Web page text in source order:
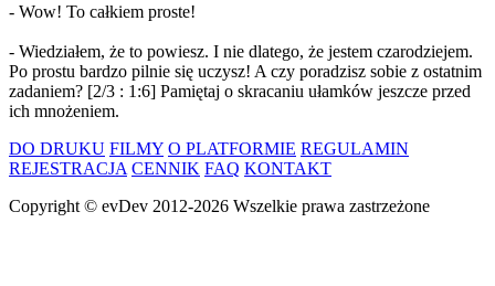
- Wow! To całkiem proste!
- Wiedziałem, że to powiesz. I nie dlatego, że jestem czarodziejem.
Po prostu bardzo pilnie się uczysz! A czy poradzisz sobie z ostatnim
zadaniem? [2/3 : 1:6] Pamiętaj o skracaniu ułamków jeszcze przed
ich mnożeniem.
DO DRUKU FILMY O PLATFORMIE REGULAMIN
REJESTRACJA CENNIK FAQ KONTAKT
Copyright © evDev 2012-2026 Wszelkie prawa zastrzeżone